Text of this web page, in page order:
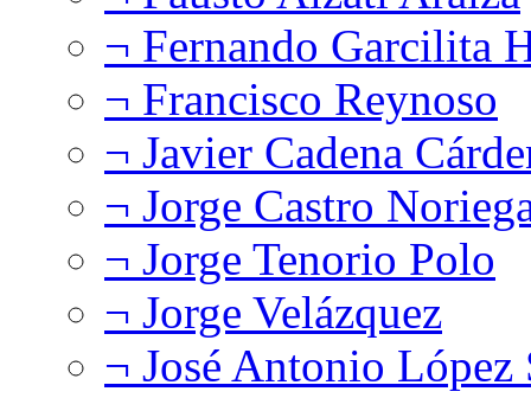
¬ Fernando Garcilita
¬ Francisco Reynoso
¬ Javier Cadena
¬ Jorge Castro
¬ Jorge Tenorio Polo
¬ Jorge Velázquez
¬ José Antonio López